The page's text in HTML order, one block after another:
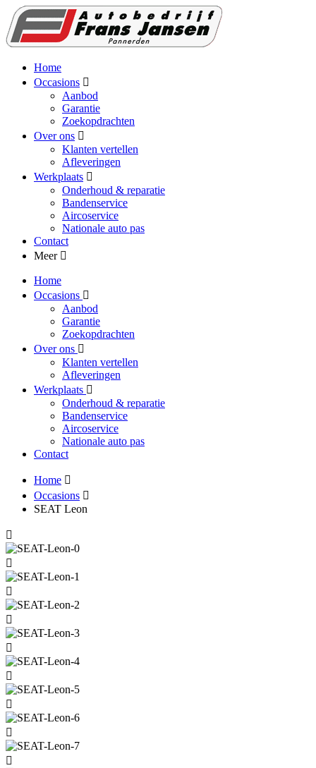
Home
Occasions
Aanbod
Garantie
Zoekopdrachten
Over ons
Klanten vertellen
Afleveringen
Werkplaats
Onderhoud & reparatie
Bandenservice
Aircoservice
Nationale auto pas
Contact
Meer
Home
Occasions
Aanbod
Garantie
Zoekopdrachten
Over ons
Klanten vertellen
Afleveringen
Werkplaats
Onderhoud & reparatie
Bandenservice
Aircoservice
Nationale auto pas
Contact
Home
Occasions
SEAT Leon